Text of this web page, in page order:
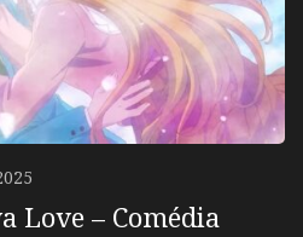
Love – Comédia